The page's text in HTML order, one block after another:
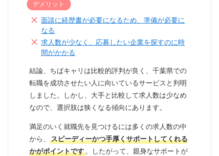
デメリット
面談に経歴書が必要になるため、準備が必要に
なる
求人数が少なく、応募したい企業を探すのに時
間がかかる
結論、ちばキャリは比較的評判が良く、千葉県での
転職を成功させたい人に向いているサービスと判明
しました。しかし、大手と比較して求人数は少なめ
なので、選択肢は狭くなる傾向にあります。
満足のいく就職先を見つけるには多くの求人数の中
から、
スピーディーかつ手厚くサポートしてくれる
かがポイントです。したがって、親身なサポートが